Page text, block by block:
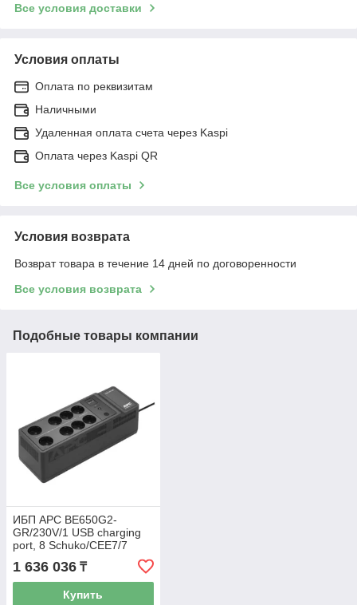
Все условия доставки
Условия оплаты
Оплата по реквизитам
Наличными
Удаленная оплата счета через Kaspi
Оплата через Kaspi QR
Все условия оплаты
Условия возврата
Возврат товара в течение 14 дней по договоренности
Все условия возврата
Подобные товары компании
ИБП APC BE650G2-
GR/230V/1 USB charging
port, 8 Schuko/CEE7/7
outlets (2 surge)
(BE650G2-GR)
1 636 036 ₸
Купить